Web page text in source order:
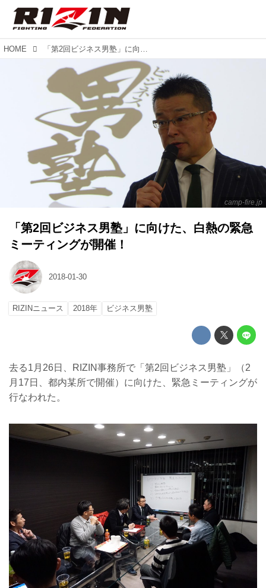
HOME 「第2回ビジネス男塾」に向けた、白熱の緊急ミーティングが開催！
camp-fire.jp
「第2回ビジネス男塾」に向けた、白熱の緊急
ミーティングが開催！
2018-01-30
RIZINニュース 2018年 ビジネス男塾
去る1月26日、RIZIN事務所で「第2回ビジネス男塾」（2
月17日、都内某所で開催）に向けた、緊急ミーティングが
行なわれた。